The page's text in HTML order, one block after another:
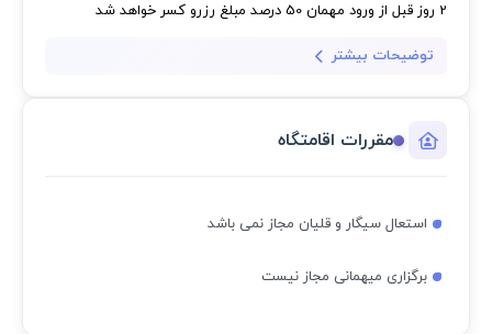
2 روز قبل از ورود مهمان 50 درصد مبلغ رزرو کسر خواهد شد
توضیحات بیشتر
مقررات اقامتگاه
استعال سیگار و قلیان مجاز نمی باشد
برگزاری میهمانی مجاز نیست